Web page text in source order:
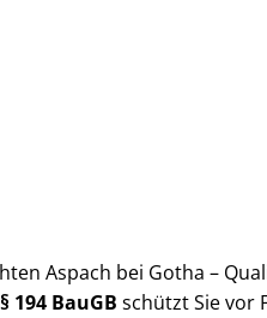
Aspach bei Gotha –
BauGB schützt Sie vor